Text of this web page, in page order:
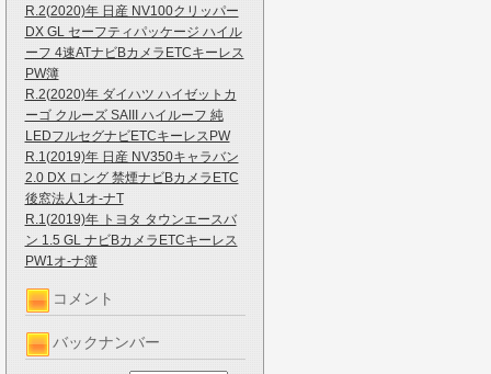
R.2(2020)年 日産 NV100クリッパー
DX GL セーフティパッケージ ハイル
ーフ 4速ATナビBカメラETCキーレス
PW簿
R.2(2020)年 ダイハツ ハイゼットカ
ーゴ クルーズ SAIII ハイルーフ 純
LEDフルセグナビETCキーレスPW
R.1(2019)年 日産 NV350キャラバン
2.0 DX ロング 禁煙ナビBカメラETC
後窓法人1オ-ナT
R.1(2019)年 トヨタ タウンエースバ
ン 1.5 GL ナビBカメラETCキーレス
PW1オ-ナ簿
コメント
バックナンバー